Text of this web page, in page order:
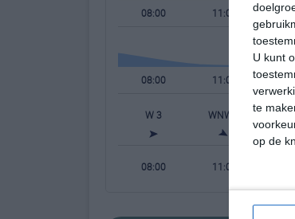
U kunt
te
op de
08:00 11:00
08:00 11:00
W 3 WNW 4
08:00 11:00